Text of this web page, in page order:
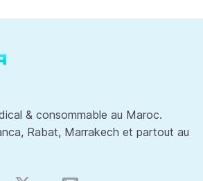
& consommable au Maroc.
Rabat, Marrakech et partout au